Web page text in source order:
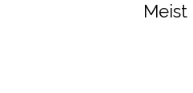
Meist